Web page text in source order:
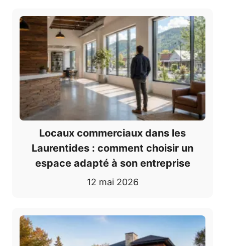
Locaux commerciaux dans les
Laurentides : comment choisir un
espace adapté à son entreprise
12 mai 2026